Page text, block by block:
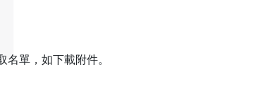
名單，如下載附件。